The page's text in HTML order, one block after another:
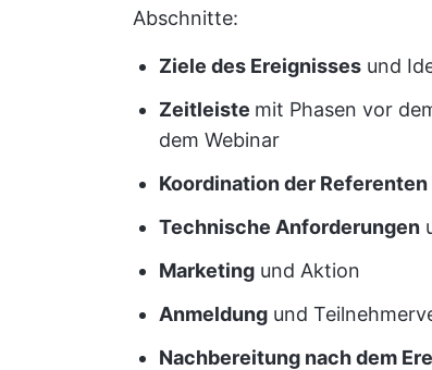
Abschnitte:
Ziele des Ereignisses und
Zeitleiste mit Phasen vor
dem Webinar
Koordination der Referenten
Technische Anforderungen
Marketing und Aktion
Anmeldung und
Nachbereitung nach dem